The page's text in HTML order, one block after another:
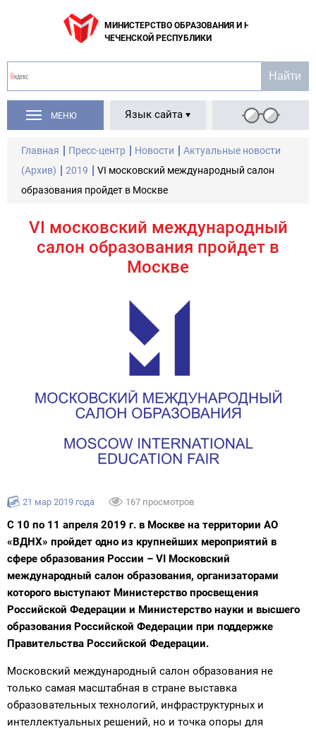
МИНИСТЕРСТВО ОБРАЗОВАНИЯ И НАУКИ
ЧЕЧЕНСКОЙ РЕСПУБЛИКИ
МЕНЮ Язык сайта
Главная Пресс-центр Новости
Актуальные новости
(Архив)
2019
VI московский международный салон
образования пройдет в Москве
VI московский международный
салон образования пройдет в
Москве
21 мар 2019 года 167 просмотров
С 10 по 11 апреля 2019 г. в Москве на территории АО
«ВДНХ» пройдет одно из крупнейших мероприятий в
сфере образования России – VI Московский
международный салон образования, организаторами
которого выступают Министерство просвещения
Российской Федерации и Министерство науки и высшего
образования Российской Федерации при поддержке
Правительства Российской Федерации.
Московский международный салон образования не
только самая масштабная в стране выставка
образовательных технологий, инфраструктурных и
интеллектуальных решений, но и точка опоры для